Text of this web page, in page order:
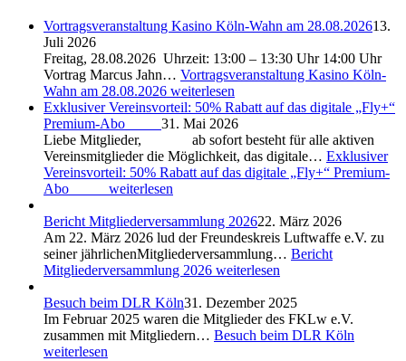
Vortragsveranstaltung Kasino Köln-Wahn am 28.08.202613.
Juli 2026
Freitag, 28.08.2026 Uhrzeit: 13:00 – 13:30 Uhr 14:00 Uhr
Vortrag Marcus Jahn… Vortragsveranstaltung Kasino Köln-
Wahn am 28.08.2026 weiterlesen
Exklusiver Vereinsvorteil: 50% Rabatt auf das digitale „Fly+“
Premium-Abo 31. Mai 2026
Liebe Mitglieder, ab sofort besteht für alle aktiven
Vereinsmitglieder die Möglichkeit, das digitale… Exklusiver
Vereinsvorteil: 50% Rabatt auf das digitale „Fly+“ Premium-
Abo weiterlesen
Bericht Mitgliederversammlung 202622. März 2026
Am 22. März 2026 lud der Freundeskreis Luftwaffe e.V. zu
seiner jährlichenMitgliederversammlung… Bericht
Mitgliederversammlung 2026 weiterlesen
Besuch beim DLR Köln31. Dezember 2025
Im Februar 2025 waren die Mitglieder des FKLw e.V.
zusammen mit Mitgliedern… Besuch beim DLR Köln
weiterlesen